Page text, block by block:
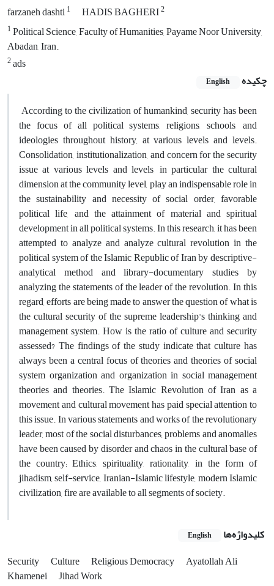
farzaneh dashti1 HADIS BAGHERI2
1Political Science, Faculty of Humanities, Payame Noor University,
Abadan, Iran.
2ads
چکیده
English
According to the civilization of humankind, security has been
the focus of all political systems, religions, schools, and
ideologies throughout history, at various levels and levels.
Consolidation, institutionalization, and concern for the security
issue at various levels and levels, in particular the cultural
dimension at the community level, play an indispensable role in
the sustainability and necessity of social order, favorable
political life, and the attainment of material and spiritual
development in all political systems. In this research, it has been
attempted to analyze and analyze cultural revolution in the
political system of the Islamic Republic of Iran by descriptive-
analytical method and library-documentary studies by
analyzing the statements of the leader of the revolution. In this
regard, efforts are being made to answer the question of what is
the cultural security of the supreme leadership's thinking and
management system. How is the ratio of culture and security
assessed? The findings of the study indicate that culture has
always been a central focus of theories and theories of social
system organization and organization in social management
theories and theories. The Islamic Revolution of Iran as a
movement and cultural movement has paid special attention to
this issue. In various statements and works of the revolutionary
leader, most of the social disturbances, problems and anomalies
have been caused by disorder and chaos in the cultural base of
the country; Ethics, spirituality, rationality, in the form of
jihadism, self-service, Iranian-Islamic lifestyle, modern Islamic
civilization, fire are available to all segments of society.
کلیدواژه‌ها English
Security Culture Religious Democracy
Ayatollah Ali
Khamenei
Jihad Work